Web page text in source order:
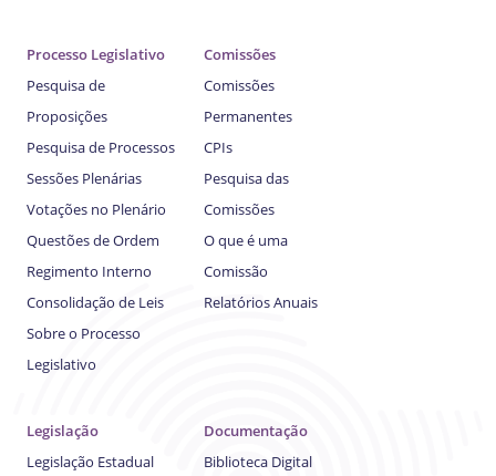
Processo Legislativo
Pesquisa de
Proposições
Pesquisa de Processos
Sessões Plenárias
Votações no Plenário
Questões de Ordem
Regimento Interno
Consolidação de Leis
Sobre o Processo
Legislativo
Comissões
Comissões
Permanentes
CPIs
Pesquisa das
Comissões
O que é uma
Comissão
Relatórios Anuais
Legislação
Legislação Estadual
Documentação
Biblioteca Digital